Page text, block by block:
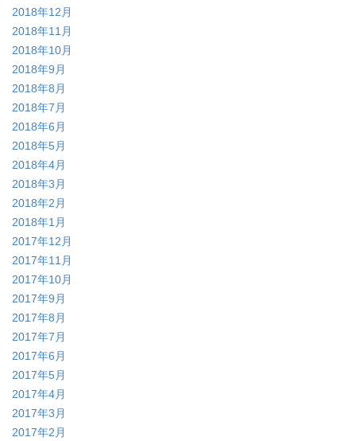
2018年12月
2018年11月
2018年10月
2018年9月
2018年8月
2018年7月
2018年6月
2018年5月
2018年4月
2018年3月
2018年2月
2018年1月
2017年12月
2017年11月
2017年10月
2017年9月
2017年8月
2017年7月
2017年6月
2017年5月
2017年4月
2017年3月
2017年2月